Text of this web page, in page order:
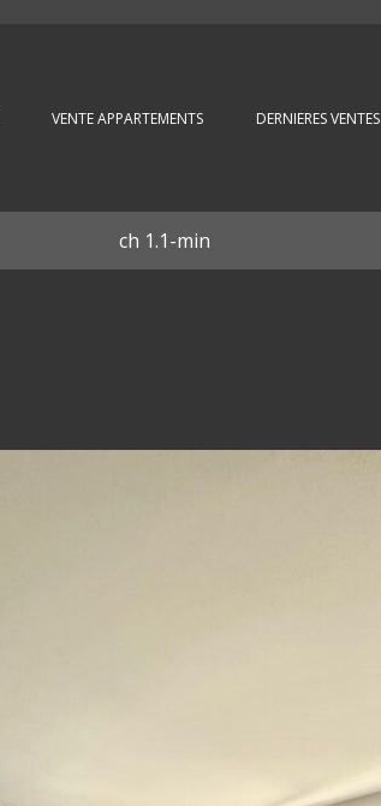
VENTE APPARTEMENTS DERNIERES VENTES
ch 1.1-min